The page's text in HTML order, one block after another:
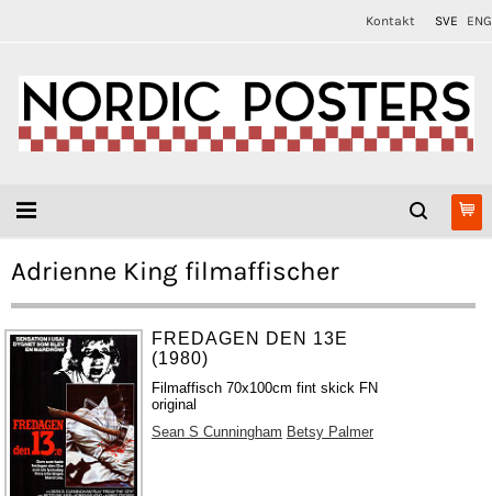
Kontakt SVE ENG
Adrienne King filmaffischer
FREDAGEN DEN 13E
(1980)
Filmaffisch 70x100cm fint skick FN
original
Sean S Cunningham Betsy Palmer